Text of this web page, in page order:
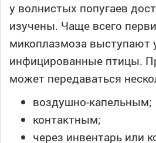
у волнистых попугаев
изучены. Чаще всего
микоплазмоза выступают
инфицированные птицы.
может передаваться
воздушно-капельным;
контактным;
через инвентарь или